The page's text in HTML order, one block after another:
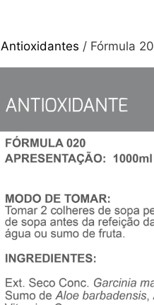
Antioxidantes / Fórmula 20